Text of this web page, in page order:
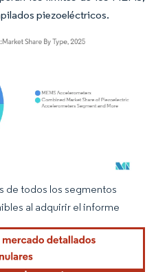
piezoeléctricos.
atribución según CC BY 4.0.
de todos los segmentos
al adquirir el informe